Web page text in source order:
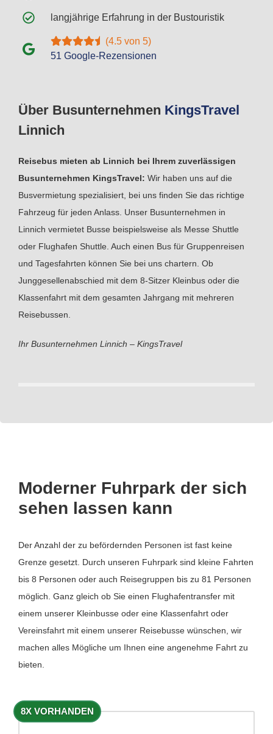
Über Busunternehmen KingsTravel
Linnich
Reisebus mieten ab Linnich bei Ihrem zuverlässigen
Busunternehmen KingsTravel: Wir haben uns auf die
Busvermietung spezialisiert, bei uns finden Sie das richtige
Fahrzeug für jeden Anlass. Unser Busunternehmen in
Linnich vermietet Busse beispielsweise als Messe Shuttle
oder Flughafen Shuttle. Auch einen Bus für Gruppenreisen
und Tagesfahrten können Sie bei uns chartern. Ob
Junggesellenabschied mit dem 8-Sitzer Kleinbus oder die
Klassenfahrt mit dem gesamten Jahrgang mit mehreren
Reisebussen.
Ihr Busunternehmen Linnich – KingsTravel
langjährige Erfahrung in der Bustouristik
(4.5 von 5)
51 Google-Rezensionen
Moderner Fuhrpark der sich
sehen lassen kann
Der Anzahl der zu befördernden Personen ist fast keine
Grenze gesetzt. Durch unseren Fuhrpark sind kleine Fahrten
bis 8 Personen oder auch Reisegruppen bis zu 81 Personen
möglich. Ganz gleich ob Sie einen Flughafentransfer mit
einem unserer Kleinbusse oder eine Klassenfahrt oder
Vereinsfahrt mit einem unserer Reisebusse wünschen, wir
machen alles Mögliche um Ihnen eine angenehme Fahrt zu
bieten.
8X VORHANDEN